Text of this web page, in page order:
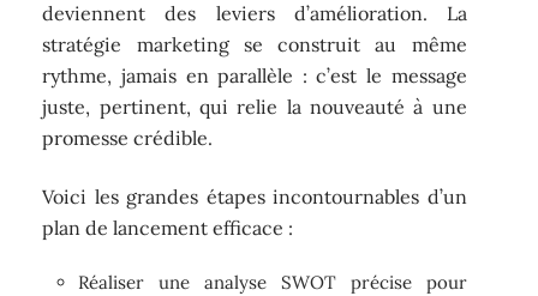
deviennent des leviers d’amélioration. La
stratégie marketing se construit au même
rythme, jamais en parallèle : c’est le message
juste, pertinent, qui relie la nouveauté à une
promesse crédible.
Voici les grandes étapes incontournables d’un
plan de lancement efficace :
Réaliser une analyse SWOT précise pour